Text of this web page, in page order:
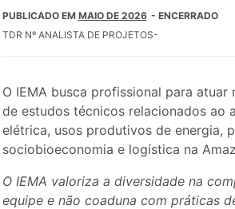
PUBLICADO EM MAIO DE 2026
ENCERRADO
TDR Nº ANALISTA DE PROJETOS
O IEMA busca profissional para atuar
de estudos técnicos relacionados ao
elétrica, usos produtivos de energia,
sociobioeconomia e logística na
O IEMA valoriza a diversidade na
equipe e não coaduna com práticas